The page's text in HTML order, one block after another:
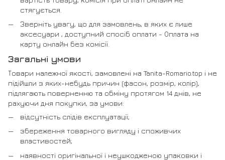
стягується.
Зверніть увагу, що для замовлень, в яких є лише
аксесуари , доступний спосіб оплати - Оплата на
карту онлайн без комісії.
Загальні умови
Товари належної якості, замовлені на Tanita-Romario.top і не
підійшли з яких-небудь причин (фасон, розмір, колір),
підлягають поверненню та обміну протягом 14 днів, не
рахуючи дня покупки, за умови:
відсутність слідів експлуатації;
збереження товарного вигляду і споживчих
властивостей;
наявності оригінальної і неушкодженою упаковки і